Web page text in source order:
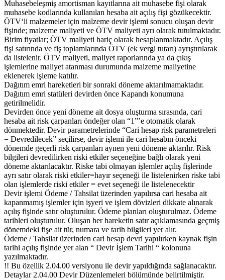
Muhasebeleşmiş amortisman kayıtlarına ait muhasebe fişi olarak
muhasebe kodlarında kullanılan hesaba ait açılış fişi gözükecektir.
ÖTV‘li malzemeler için malzeme devir işlemi sonucu oluşan devir
fişinde; malzeme maliyeti ve ÖTV maliyeti ayrı olarak tutulmaktadır.
Birim fiyatlar; ÖTV maliyeti hariç olarak hesaplanmaktadır. Açılış
fişi satırında ve fiş toplamlarında ÖTV (ek vergi tutarı) ayrıştırılarak
da listelenir. ÖTV maliyeti, maliyet raporlarında ya da çıkış
işlemlerine maliyet atanması durumunda malzeme maliyetine
eklenerek işleme katılır.
Dağıtım emri hareketleri bir sonraki döneme aktarılmamaktadır.
Dağıtım emri statüleri devirden önce Kapandı konumuna
getirilmelidir.
Devirden önce yeni döneme ait dosya oluşturma sırasında, cari
hesaba ait risk çarpanları öndeğer olan “1”’e otomatik olarak
dönmektedir. Devir parametrelerinde “Cari hesap risk parametreleri
= Devredilecek” seçilirse, devir işlemi ile cari hesabın önceki
dönemde geçerli risk çarpanları aynen yeni döneme aktarılır. Risk
bilgileri devredilirken riski etkiler seçeneğine bağlı olarak yeni
döneme aktarılacaktır. Riske tabi olmayan işlemler açılış fişlerinde
ayrı satır olarak riski etkiler=hayır seçeneği ile listelenirken riske tabi
olan işlemlerde riski etkiler = evet seçeneği ile listelenecektir
Devir işlemi Ödeme / Tahsilat üzerinden yapılırsa cari hesaba ait
kapanmamış işlemler için işyeri ve işlem dövizleri dikkate alınarak
açılış fişinde satır oluşturulur. Ödeme planları oluşturulmaz. Ödeme
tarihleri oluşturulur. Oluşan her hareketin satır açıklamasında geçmiş
dönemdeki fişe ait tür, numara ve tarih bilgileri yer alır.
Ödeme / Tahsilat üzerinden cari hesap devri yapılırken kaynak fişin
tarihi açılış fişinde yer alan “ Devir İşlem Tarihi “ kolonuna
yazılmaktadır.
!! Bu özellik 2.04.00 versiyonu ile devir yapıldığında sağlanacaktır.
Detaylar 2.04.00 Devir Düzenlemeleri bölümünde belirtilmiştir.